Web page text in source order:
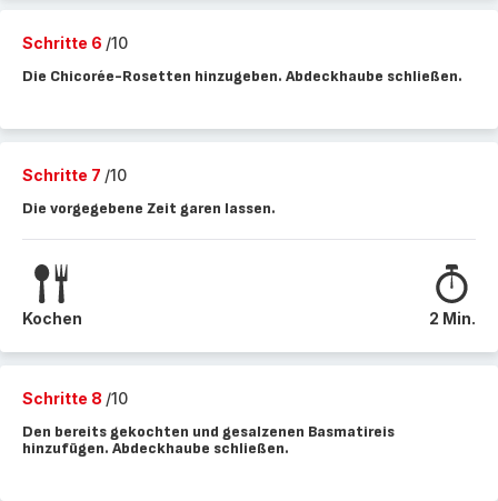
Schritte 6 /10
Die Chicorée-Rosetten hinzugeben. Abdeckhaube schließen.
Schritte 7 /10
Die vorgegebene Zeit garen lassen.
Kochen 2 Min.
Schritte 8 /10
Den bereits gekochten und gesalzenen Basmatireis
hinzufügen. Abdeckhaube schließen.